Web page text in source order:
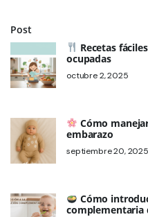
Post
Recetas
ocupadas
octubre 2, 2025
Cómo
embarazo
septiembre 20, 2025
Cómo
complementaria